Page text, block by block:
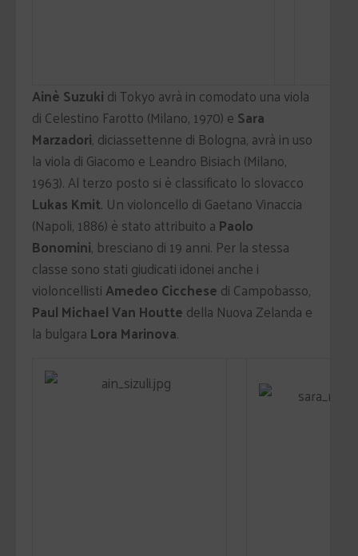
Ainè Suzuki di Tokyo avrà in comodato una viola
di Celestino Farotto (Milano, 1970) e Sara
Marzadori, diciassettenne di Bologna, avrà in uso
la viola di Giacomo e Leandro Bisiach (Milano,
1963). Al terzo posto si è classificato lo slovacco
Lukas Kmit. Un violoncello di Gaetano Vinaccia
(Napoli, 1886) è stato attribuito a Paolo
Bonomini, bresciano di 19 anni. Per la stessa
classe sono stati giudicati idonei anche i
violoncellistiAmedeo Cicchese di Campobasso,
Paul Michael Van Houtte della Nuova Zelanda e
la bulgara Lora Marinova.